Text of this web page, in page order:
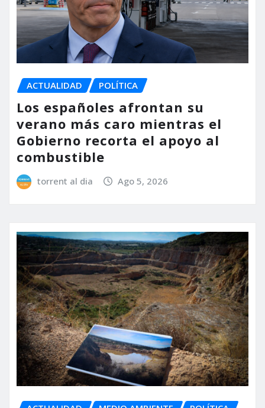
ACTUALIDAD POLÍTICA
Los españoles afrontan su
verano más caro mientras el
Gobierno recorta el apoyo al
combustible
torrent al dia Ago 5, 2026